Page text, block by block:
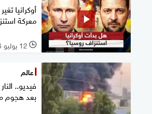
أوكرانيا
معركة
l 12 يوليو 2026
عالم
فيديو..
بعد هجوم